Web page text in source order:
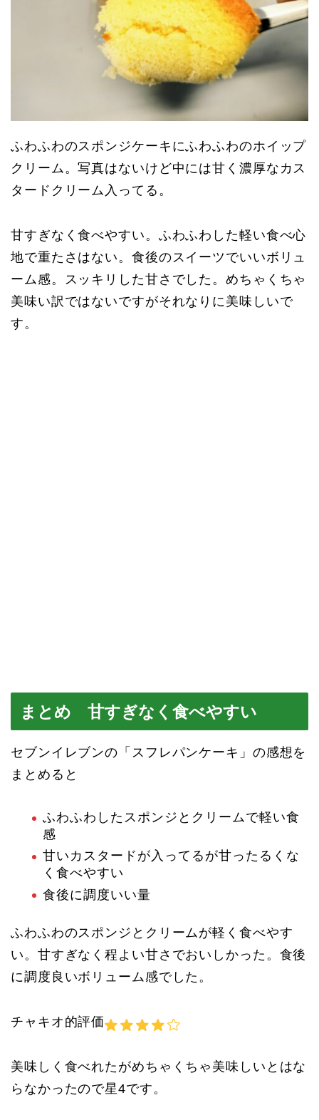
ふわふわのスポンジケーキにふわふわのホイップ
クリーム。写真はないけど中には甘く濃厚なカス
タードクリーム入ってる。
甘すぎなく食べやすい。ふわふわした軽い食べ心
地で重たさはない。食後のスイーツでいいボリュ
ーム感。スッキリした甘さでした。めちゃくちゃ
美味い訳ではないですがそれなりに美味しいで
す。
まとめ 甘すぎなく食べやすい
セブンイレブンの「スフレパンケーキ」の感想を
まとめると
ふわふわしたスポンジとクリームで軽い食
感
甘いカスタードが入ってるが甘ったるくな
く食べやすい
食後に調度いい量
ふわふわのスポンジとクリームが軽く食べやす
い。甘すぎなく程よい甘さでおいしかった。食後
に調度良いボリューム感でした。
チャキオ的評価
美味しく食べれたがめちゃくちゃ美味しいとはな
らなかったので星4です。